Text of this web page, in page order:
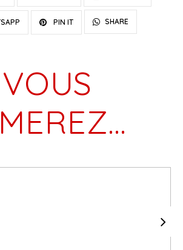
PIN IT SHARE
VOUS